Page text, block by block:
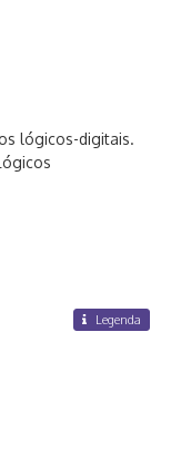
lógicos-digitais.
Legenda